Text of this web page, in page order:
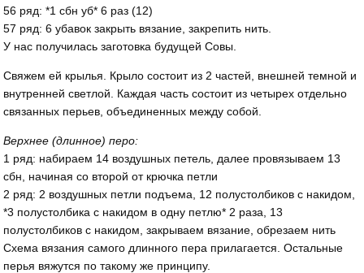
56 ряд: *1 сбн уб* 6 раз (12)
57 ряд: 6 убавок закрыть вязание, закрепить нить.
У нас получилась заготовка будущей Совы.
Свяжем ей крылья. Крыло состоит из 2 частей, внешней темной и
внутренней светлой. Каждая часть состоит из четырех отдельно
связанных перьев, объединенных между собой.
Верхнее (длинное) перо:
1 ряд: набираем 14 воздушных петель, далее провязываем 13
сбн, начиная со второй от крючка петли
2 ряд: 2 воздушных петли подъема, 12 полустолбиков с накидом,
*3 полустолбика с накидом в одну петлю* 2 раза, 13
полустолбиков с накидом, закрываем вязание, обрезаем нить
Схема вязания самого длинного пера прилагается. Остальные
перья вяжутся по такому же принципу.